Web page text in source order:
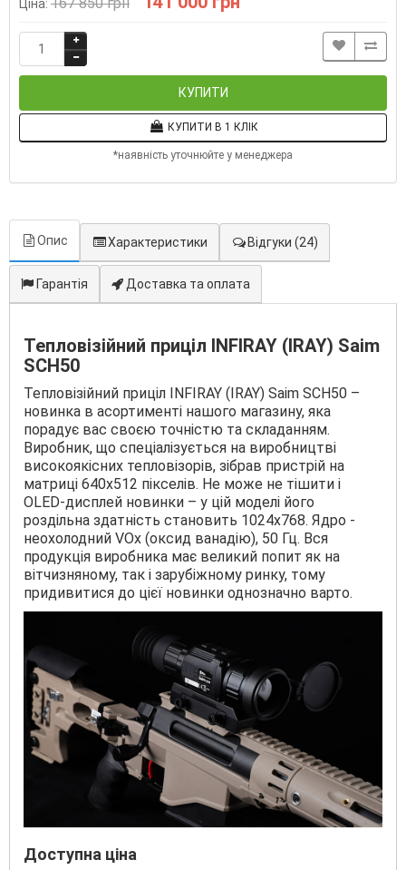
Ціна:
КУПИТИ
КУПИТИ В 1 КЛІК
*наявність уточнюйте у менеджера
Опис Характеристики Відгуки (24)
Гарантія Доставка та оплата
Тепловізійний приціл INFIRAY (IRAY) Saim
SCH50
Тепловізійний приціл INFIRAY (IRAY) Saim SCH50 –
новинка в асортименті нашого магазину, яка
порадує вас своєю точністю та складанням.
Виробник, що спеціалізується на виробництві
високоякісних тепловізорів, зібрав пристрій на
матриці 640х512 пікселів. Не може не тішити і
OLED-дисплей новинки – у цій моделі його
роздільна здатність становить 1024х768. Ядро -
неохолодний VОх (оксид ванадію), 50 Гц. Вся
продукція виробника має великий попит як на
вітчизняному, так і зарубіжному ринку, тому
придивитися до цієї новинки однозначно варто.
Доступна ціна